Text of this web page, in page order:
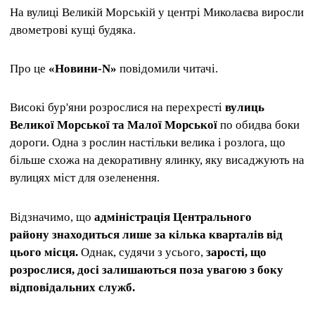
На вулиці Великій Морській у центрі Миколаєва виросли
двометрові кущі будяка.
Про це «Новини-N» повідомили читачі.
Високі бур'яни розрослися на перехресті вулиць
Великої Морської та Малої Морської по обидва боки
дороги. Одна з рослин настільки велика і розлога, що
більше схожа на декоративну ялинку, яку висаджують на
вулицях міст для озеленення.
Відзначимо, що адміністрація Центрального
району знаходиться лише за кілька кварталів від
цього місця. Однак, судячи з усього, зарості, що
розрослися, досі залишаються поза увагою з боку
відповідальних служб.